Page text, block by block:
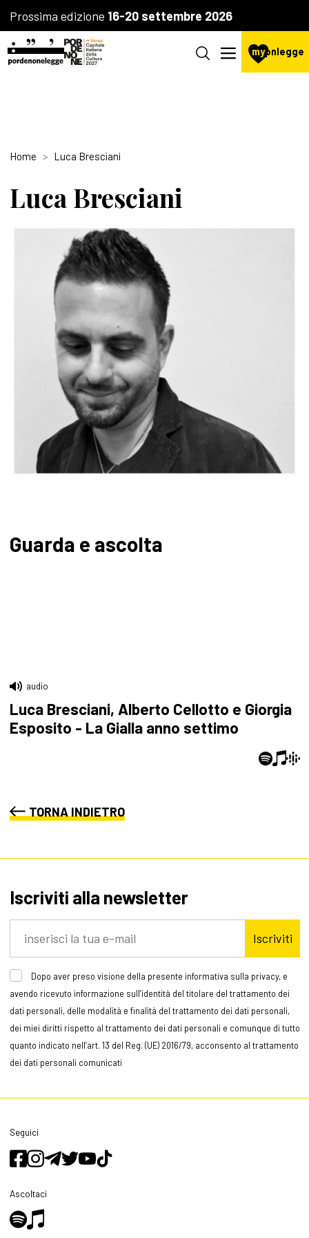
Prossima edizione 16-20 settembre 2026
mypnlegge
Home Luca Bresciani
Luca Bresciani
Guarda e ascolta
audio
Luca Bresciani, Alberto Cellotto e Giorgia
Esposito - La Gialla anno settimo
TORNA INDIETRO
Iscriviti alla newsletter
Iscriviti
Dopo aver preso visione della presente informativa sulla privacy, e
avendo ricevuto informazione sull’identità del titolare del trattamento dei
dati personali, delle modalità e finalità del trattamento dei dati personali,
dei miei diritti rispetto al trattamento dei dati personali e comunque di tutto
quanto indicato nell’art. 13 del Reg. (UE) 2016/79, acconsento al trattamento
dei dati personali comunicati
Seguici
Ascoltaci